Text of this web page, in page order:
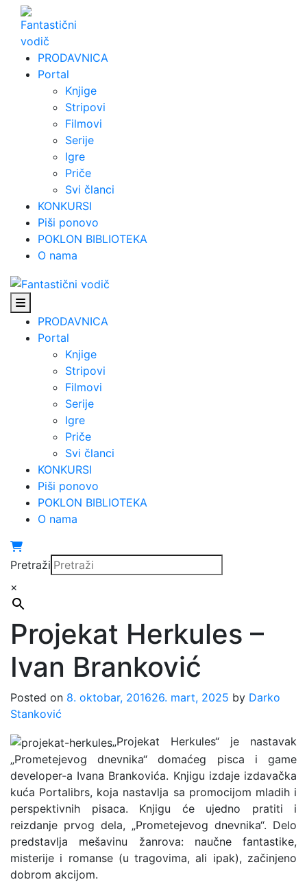
Skip
content
PRODAVNICA
Portal
Knjige
Stripovi
Filmovi
Serije
Igre
Priče
Svi članci
KONKURSI
Piši ponovo
POKLON BIBLIOTEKA
O nama
PRODAVNICA
Portal
Knjige
Stripovi
Filmovi
Serije
Igre
Priče
Svi članci
KONKURSI
Piši ponovo
POKLON BIBLIOTEKA
O nama
Pretraži
×
Projekat Herkules –
Ivan Branković
Posted on 8. oktobar, 201626. mart, 2025 by Darko
Stanković
„Projekat Herkules“ je nastavak
„Prometejevog dnevnika“ domaćeg pisca i game
developer-a Ivana Brankovića. Knjigu izdaje izdavačka
kuća Portalibrs, koja nastavlja sa promocijom mladih i
perspektivnih pisaca. Knjigu će ujedno pratiti i
reizdanje prvog dela, „Prometejevog dnevnika“. Delo
predstavlja mešavinu žanrova: naučne fantastike,
misterije i romanse (u tragovima, ali ipak), začinjeno
dobrom akcijom.